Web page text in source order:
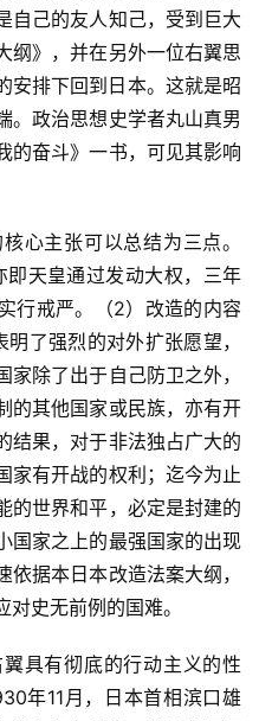
自己的友人知己，受到巨大
纲》，并在另外一位右翼思
安排下回到日本。这就是昭
。政治思想史学者丸山真男
的奋斗》一书，可见其影响
主张可以总结为三点。
即天皇通过发动大权，三年
行戒严。（2）改造的内容
了强烈的对外扩张愿望，
除了出于自己防卫之外，
的其他国家或民族，亦有开
结果，对于非法独占广大的
家有开战的权利；迄今为止
的世界和平，必定是封建的
国家之上的最强国家的出现
据本日本改造法案大纲，
史无前例的国难。
具有彻底的行动主义的性
年11月，日本首相滨口雄